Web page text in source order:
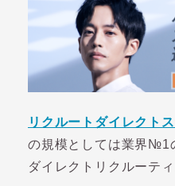
リクルートダイレクト
の規模としては業界№1
ダイレクトリクルーテ